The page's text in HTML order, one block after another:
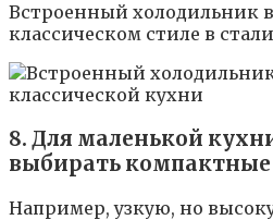
Встроенный холодильник
классическом стиле в
8. Для маленькой
выбирать
Например, узкую, но